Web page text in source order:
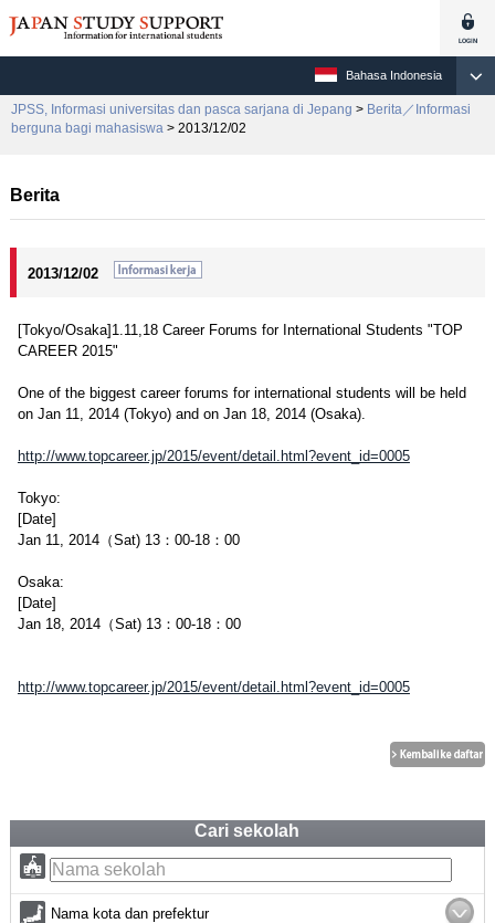
Bahasa Indonesia
JPSS, Informasi universitas dan pasca sarjana di Jepang > Berita／Informasi
berguna bagi mahasiswa > 2013/12/02
Berita
2013/12/02
[Tokyo/Osaka]1.11,18 Career Forums for International Students "TOP
CAREER 2015"
One of the biggest career forums for international students will be held
on Jan 11, 2014 (Tokyo) and on Jan 18, 2014 (Osaka).
http://www.topcareer.jp/2015/event/detail.html?event_id=0005
Tokyo:
[Date]
Jan 11, 2014（Sat) 13：00-18：00
Osaka:
[Date]
Jan 18, 2014（Sat) 13：00-18：00
http://www.topcareer.jp/2015/event/detail.html?event_id=0005
Cari sekolah
Nama kota dan prefektur